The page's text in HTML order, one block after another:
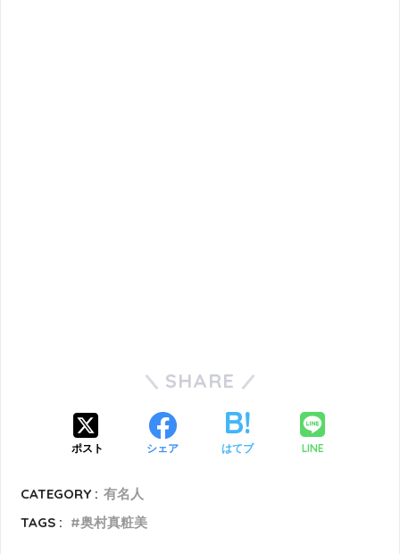
SHARE
ポスト シェア はてブ LINE
CATEGORY : 有名人
TAGS :
奥村真粧美